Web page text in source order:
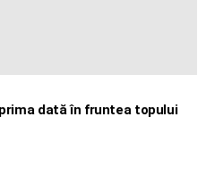
dată în fruntea topului